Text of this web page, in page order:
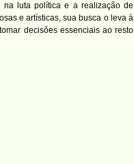
na luta política e a realização de
e artísticas, sua busca o leva à
decisões essenciais ao resto